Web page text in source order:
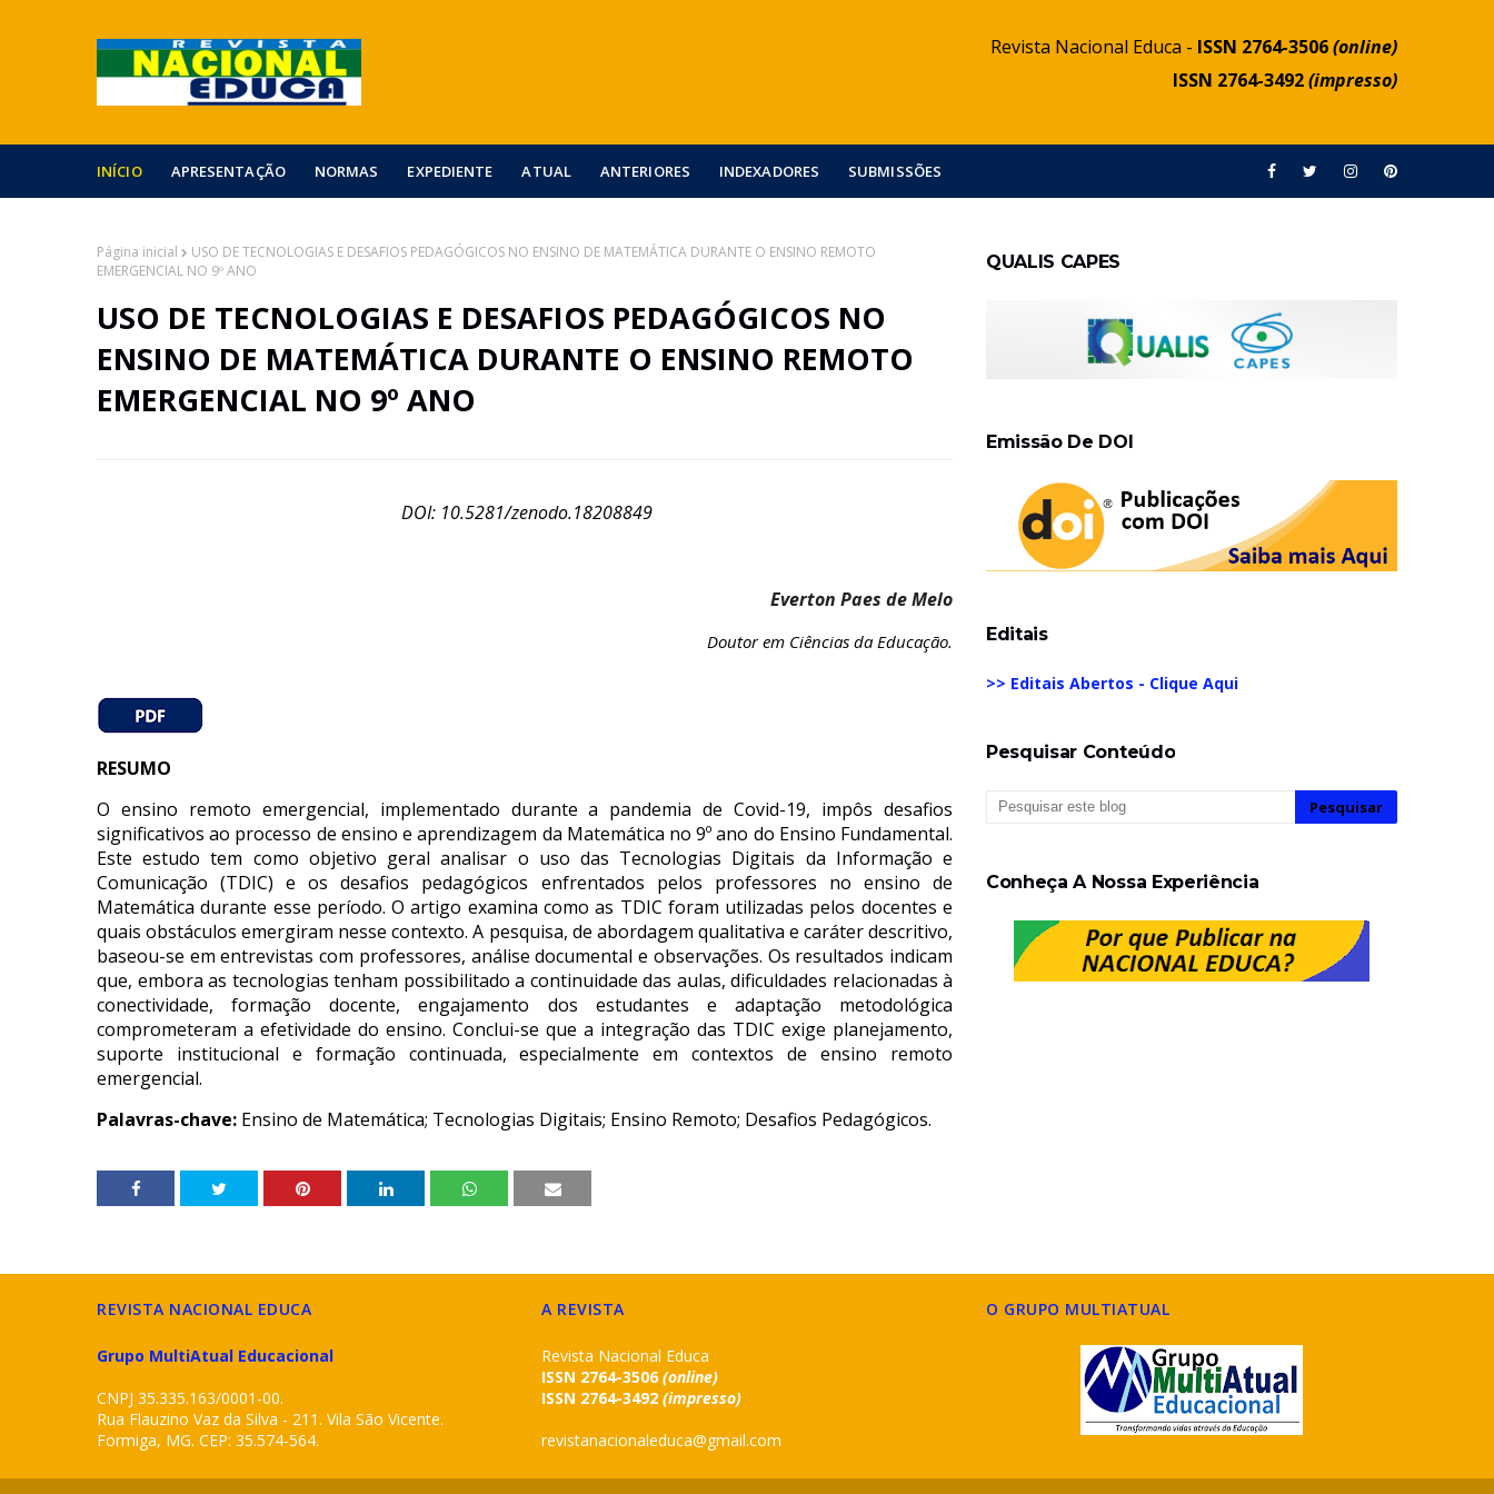
Revista Nacional Educa - ISSN 2764-3506(online)
ISSN 2764-3492(impresso)
INÍCIO APRESENTAÇÃO NORMAS EXPEDIENTE ATUAL ANTERIORES INDEXADORES SUBMISSÕES
Página inicial
USO DE TECNOLOGIAS E DESAFIOS PEDAGÓGICOS NO ENSINO DE MATEMÁTICA DURANTE O ENSINO REMOTO
EMERGENCIAL NO 9º ANO
USO DE TECNOLOGIAS E DESAFIOS PEDAGÓGICOS NO
ENSINO DE MATEMÁTICA DURANTE O ENSINO REMOTO
EMERGENCIAL NO 9º ANO
DOI: 10.5281/zenodo.18208849
Everton Paes de Melo
Doutor em Ciências da Educação.
RESUMO
O ensino remoto emergencial, implementado durante a pandemia de Covid-19, impôs desafios
significativos ao processo de ensino e aprendizagem da Matemática no 9º ano do Ensino Fundamental.
Este estudo tem como objetivo geral analisar o uso das Tecnologias Digitais da Informação e
Comunicação (TDIC) e os desafios pedagógicos enfrentados pelos professores no ensino de
Matemática durante esse período. O artigo examina como as TDIC foram utilizadas pelos docentes e
quais obstáculos emergiram nesse contexto. A pesquisa, de abordagem qualitativa e caráter descritivo,
baseou-se em entrevistas com professores, análise documental e observações. Os resultados indicam
que, embora as tecnologias tenham possibilitado a continuidade das aulas, dificuldades relacionadas à
conectividade, formação docente, engajamento dos estudantes e adaptação metodológica
comprometeram a efetividade do ensino. Conclui-se que a integração das TDIC exige planejamento,
suporte institucional e formação continuada, especialmente em contextos de ensino remoto
emergencial.
Palavras-chave: Ensino de Matemática; Tecnologias Digitais; Ensino Remoto; Desafios Pedagógicos.
QUALIS CAPES
Emissão De DOI
Editais
>> Editais Abertos - Clique Aqui
Pesquisar Conteúdo
Conheça A Nossa Experiência
REVISTA NACIONAL EDUCA
Grupo MultiAtual Educacional
CNPJ 35.335.163/0001-00.
Rua Flauzino Vaz da Silva - 211. Vila São Vicente.
Formiga, MG. CEP: 35.574-564.
A REVISTA
Revista Nacional Educa
ISSN 2764-3506(online)
ISSN 2764-3492 (impresso)
revistanacionaleduca@gmail.com
O GRUPO MULTIATUAL